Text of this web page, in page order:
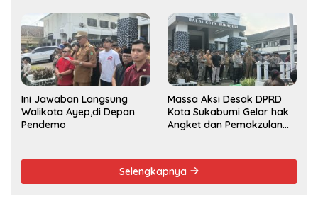
Ini Jawaban Langsung
Walikota Ayep,di Depan
Pendemo
Massa Aksi Desak DPRD
Kota Sukabumi Gelar hak
Angket dan Pemakzulan
Selengkapnya